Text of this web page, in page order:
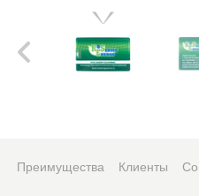
Преимущества Клиенты